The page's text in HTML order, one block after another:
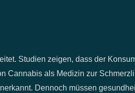
Studien zeigen, dass der
Cannabis als Medizin zur
Dennoch müssen